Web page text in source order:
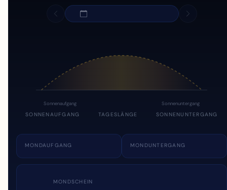
Sonnenaufgang Sonnenuntergang
SONNENAUFGANG TAGESLÄNGE SONNENUNTERGANG
MONDAUFGANG MONDUNTERGANG
MONDSCHEIN